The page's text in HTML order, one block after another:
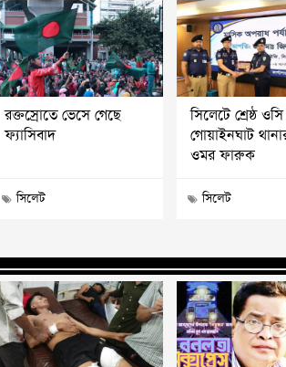
রক্তস্রোতে ভেসে গেছে
ফ্যাসিবাদ
সিলেট
সিলেটে শ্রেষ্ঠ
গোয়াইনঘাট
ওমর ফারুক
সিলেট